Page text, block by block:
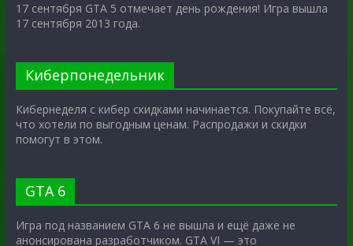
17 сентября GTA 5 отмечает день рождения! Игра вышла
17 сентября 2013 года.
Киберпонедельник
Кибернеделя с кибер скидками начинается. Покупайте всё,
что хотели по выгодным ценам. Распродажи и скидки
помогут в этом.
GTA 6
Игра под названием GTA 6 не вышла и ещё даже не
анонсирована разработчиком. GTA VI — это